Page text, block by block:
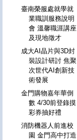
臺南榮服處就學就
業職訓服務說明
會 溫馨職涯講座
及現地徵才
成大AI晶片與3D封
裝設計研討 焦聚
次世代AI創新技
術發展
金門購物嘉年華倒
數 4/30前登錄摸
彩券抽好禮
消防機器人前進校
園 金門高中打造